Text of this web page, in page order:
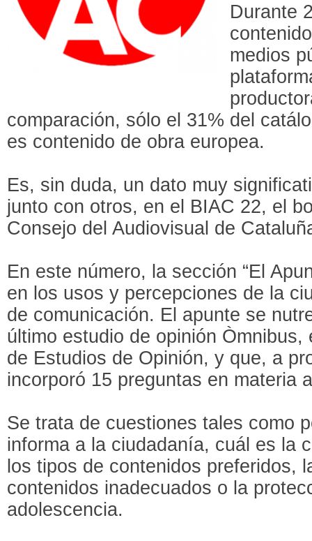
Durante
medios
comparación, sólo el 31% del
es contenido de obra europea.
Es, sin duda, un dato muy
junto con otros, en el BIAC 22, el
Consejo del Audiovisual de
En este número, la sección “El
en los usos y percepciones de la
de comunicación. El apunte se
último estudio de opinión
de Estudios de Opinión, y que, a
incorporó 15 preguntas en materia
Se trata de cuestiones tales como
informa a la ciudadanía, cuál es la
los tipos de contenidos preferidos,
contenidos inadecuados o la
adolescencia.